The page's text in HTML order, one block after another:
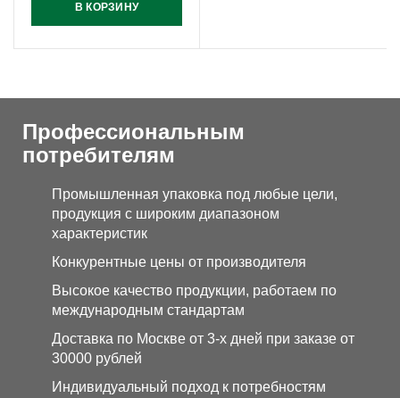
В КОРЗИНУ
Профессиональным
потребителям
Промышленная упаковка под любые цели,
продукция с широким диапазоном
характеристик
Конкурентные цены от производителя
Высокое качество продукции, работаем по
международным стандартам
Доставка по Москве от 3-х дней при заказе от
30000 рублей
Индивидуальный подход к потребностям